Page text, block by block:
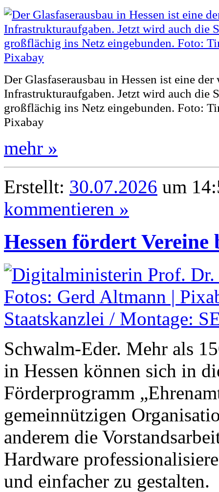
Der Glasfaserausbau in Hessen ist eine
Infrastrukturaufgaben. Jetzt wird auch die
großflächig ins Netz eingebunden. Foto:
Pixabay
mehr »
Erstellt: 30.07.2026 um
kommentieren »
Hessen fördert
Schwalm-Eder. Mehr als
in Hessen können sich in
Förderprogramm
gemeinnützigen
anderem die
Hardware
und einfacher zu gestalten.